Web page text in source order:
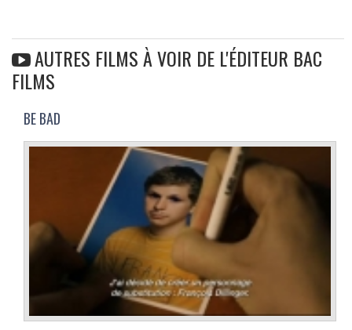
AUTRES FILMS À VOIR DE L'ÉDITEUR BAC
FILMS
BE BAD